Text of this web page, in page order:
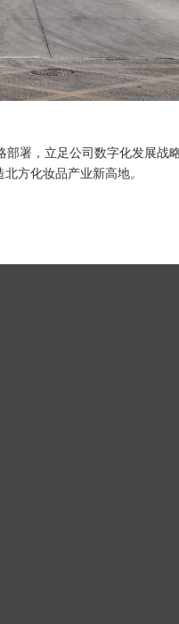
，立足公司数字化发展战
方化妆品产业新高地。